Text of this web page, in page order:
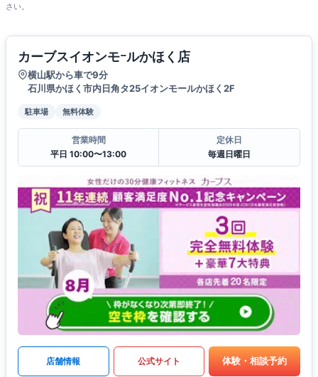
さい。
カーブスイオンモｰルかほく店
横山駅から車で9分
石川県かほく市内日角タ25イオンモールかほく2F
駐車場 無料体験
営業時間
平日 10:00〜13:00
定休日
毎週日曜日
店舗情報 公式サイト 体験・相談予約